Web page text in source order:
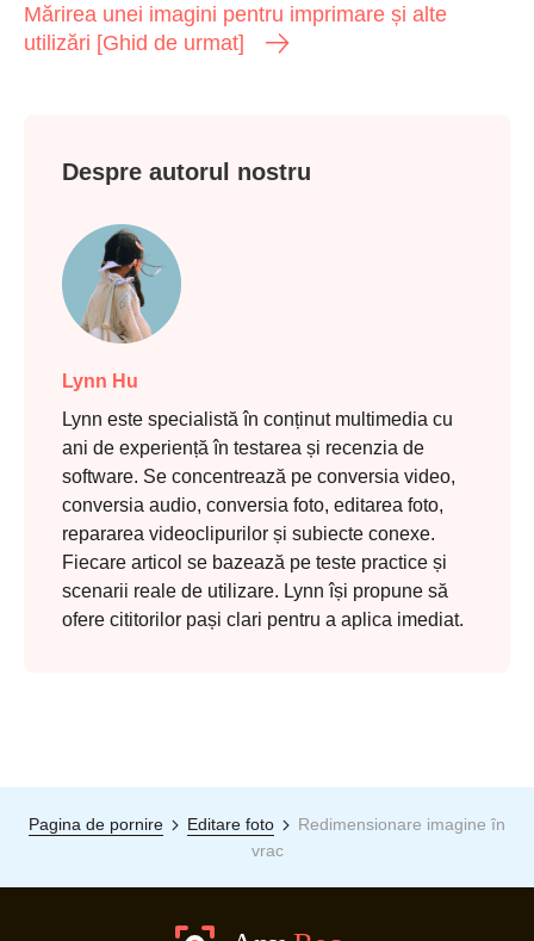
Mărirea unei imagini pentru imprimare și alte
utilizări [Ghid de urmat]
Despre autorul nostru
Lynn Hu
Lynn este specialistă în conținut multimedia cu
ani de experiență în testarea și recenzia de
software. Se concentrează pe conversia video,
conversia audio, conversia foto, editarea foto,
repararea videoclipurilor și subiecte conexe.
Fiecare articol se bazează pe teste practice și
scenarii reale de utilizare. Lynn își propune să
ofere cititorilor pași clari pentru a aplica imediat.
Pagina de pornire Editare foto
Redimensionare imagine în
vrac